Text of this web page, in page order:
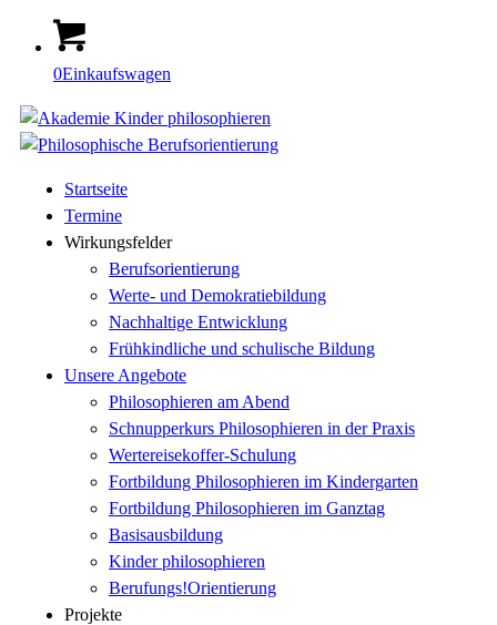
0Einkaufswagen
Startseite
Termine
Wirkungsfelder
Berufsorientierung
Werte- und Demokratiebildung
Nachhaltige Entwicklung
Frühkindliche und schulische Bildung
Unsere Angebote
Philosophieren am Abend
Schnupperkurs Philosophieren in der Praxis
Wertereisekoffer-Schulung
Fortbildung Philosophieren im Kindergarten
Fortbildung Philosophieren im Ganztag
Basisausbildung
Kinder philosophieren
Berufungs!Orientierung
Projekte